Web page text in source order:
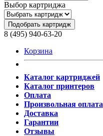
Выбор картриджа
Подобрать картридж
8 (495) 940-63-20
Корзина
Каталог картриджей
Каталог принтеров
Оплата
Произвольная оплата
Доставка
Гарантии
Отзывы